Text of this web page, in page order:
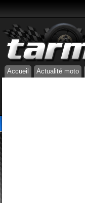
Accueil Actualité moto